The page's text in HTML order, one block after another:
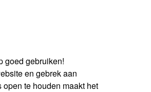
goed gebruiken!
en gebrek aan
te houden maakt het